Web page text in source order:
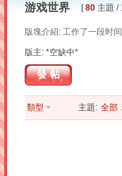
游戏世界 [80 主題 /
版塊介紹: 工作了一段时
版主: *空缺中*
發帖
類型 主題: 全部